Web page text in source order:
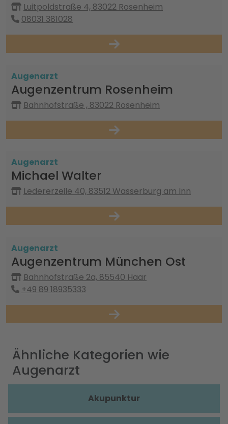
Luitpoldstraße 4, 83022 Rosenheim
08031 381028
Augenarzt
Augenzentrum Rosenheim
Bahnhofstraße , 83022 Rosenheim
Augenarzt
Michael Walter
Ledererzeile 40, 83512 Wasserburg am Inn
Augenarzt
Augenzentrum München Ost
Bahnhofstraße 2a, 85540 Haar
+49 89 18935333
Ähnliche Kategorien wie
Augenarzt
Akupunktur